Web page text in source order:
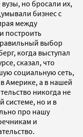
но бросали их,
бизнес с
между
построить
выбор
когда выступал
сказал, что
социальную сеть,
Америке, а в нашей
никогда не
системе, но и в
про нашу
и